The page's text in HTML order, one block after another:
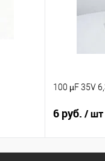
100 µF 35V
6 руб. / шт